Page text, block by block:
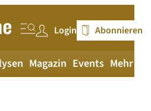
Login Abonnieren
Magazin Events Mehr